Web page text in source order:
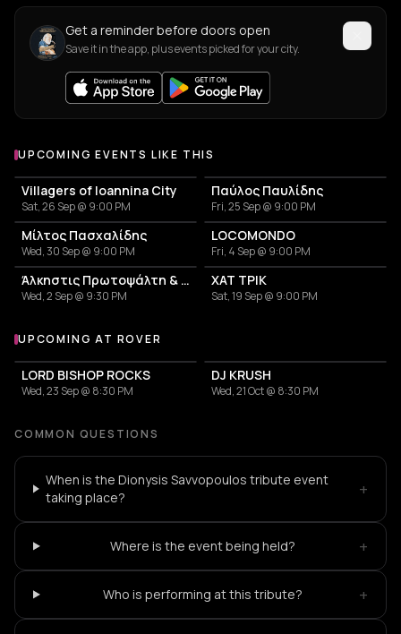
Get a reminder before doors open
Save it in the app, plus events picked for your city.
UPCOMING EVENTS LIKE THIS
Villagers of Ioannina City
Sat, 26 Sep @ 9:00 PM
Παύλος Παυλίδης
Fri, 25 Sep @ 9:00 PM
Μίλτος Πασχαλίδης
Wed, 30 Sep @ 9:00 PM
LOCOMONDO
Fri, 4 Sep @ 9:00 PM
Άλκηστις Πρωτοψάλτη & Νίκος Πορτοκάλογλου
Wed, 2 Sep @ 9:30 PM
ΧΑΤ ΤΡΙΚ
Sat, 19 Sep @ 9:00 PM
More events at Rover
UPCOMING AT ROVER
LORD BISHOP ROCKS
Wed, 23 Sep @ 8:30 PM
DJ KRUSH
Wed, 21 Oct @ 8:30 PM
COMMON QUESTIONS
When is the Dionysis Savvopoulos tribute event
taking place?
+
Where is the event being held? +
Who is performing at this tribute? +